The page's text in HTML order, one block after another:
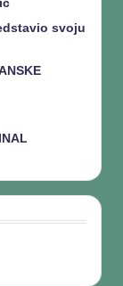
svoju